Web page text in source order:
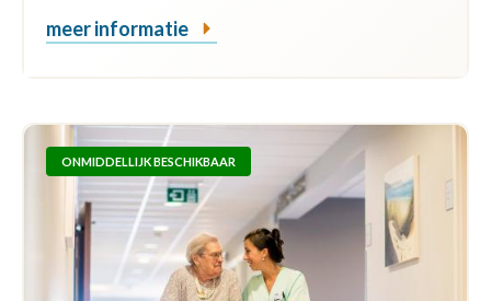
meer informatie
ONMIDDELLIJK BESCHIKBAAR